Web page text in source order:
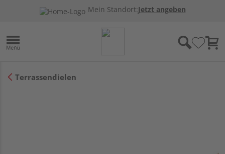
Mein Standort:Jetzt angeben
Terrassendielen